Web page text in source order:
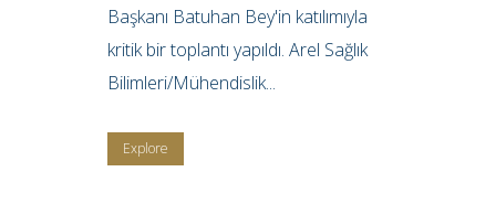
Başkanı Batuhan Bey'in katılımıyla
kritik bir toplantı yapıldı. Arel Sağlık
Bilimleri/Mühendislik...
Explore